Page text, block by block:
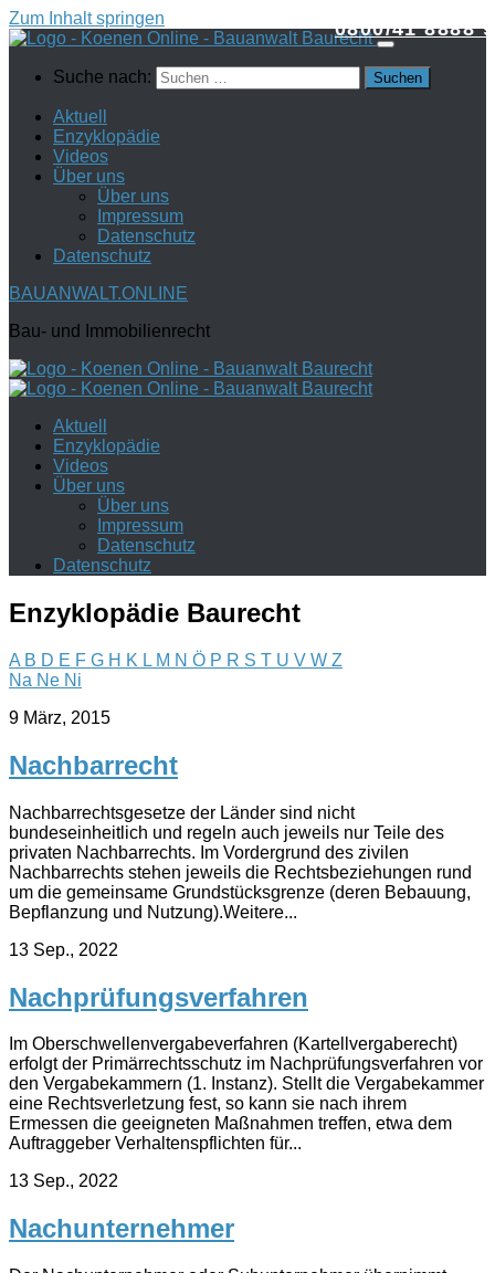
Zum Inhalt springen
Suche nach:
Aktuell
Enzyklopädie
Videos
Über uns
Über uns
Impressum
Datenschutz
Datenschutz
BAUANWALT.ONLINE
Bau- und Immobilienrecht
Aktuell
Enzyklopädie
Videos
Über uns
Über uns
Impressum
Datenschutz
Datenschutz
0800/41 8888 9
Enzyklopädie Baurecht
A B D E F G H K L M N Ö P R S T U V W Z
Na Ne Ni
9 März, 2015
Nachbarrecht
Nachbarrechtsgesetze der Länder sind nicht
bundeseinheitlich und regeln auch jeweils nur Teile des
privaten Nachbarrechts. Im Vordergrund des zivilen
Nachbarrechts stehen jeweils die Rechtsbeziehungen rund
um die gemeinsame Grundstücksgrenze (deren Bebauung,
Bepflanzung und Nutzung).Weitere...
13 Sep., 2022
Nachprüfungsverfahren
Im Oberschwellenvergabeverfahren (Kartellvergaberecht)
erfolgt der Primärrechtsschutz im Nachprüfungsverfahren vor
den Vergabekammern (1. Instanz). Stellt die Vergabekammer
eine Rechtsverletzung fest, so kann sie nach ihrem
Ermessen die geeigneten Maßnahmen treffen, etwa dem
Auftraggeber Verhaltenspflichten für...
13 Sep., 2022
Nachunternehmer